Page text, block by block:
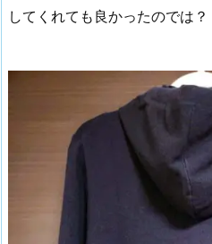
してくれても良かったのでは？